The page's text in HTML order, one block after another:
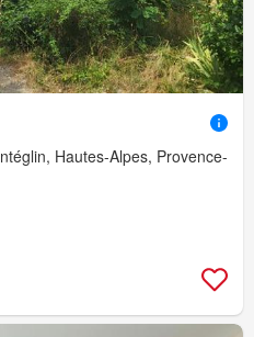
Hautes-Alpes, Provence-